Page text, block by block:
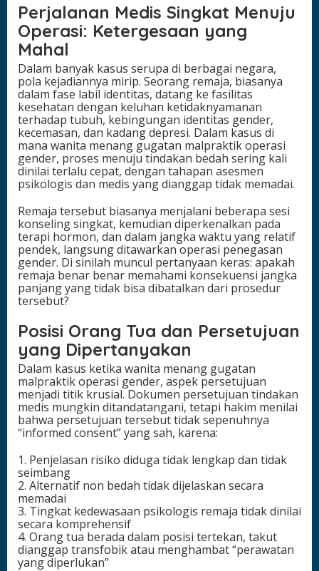
e
m
a
a
Perjalanan Medis Singkat Menuju
Operasi: Ketergesaan yang
Mahal
Dalam banyak kasus serupa di berbagai negara,
pola kejadiannya mirip. Seorang remaja, biasanya
dalam fase labil identitas, datang ke fasilitas
kesehatan dengan keluhan ketidaknyamanan
terhadap tubuh, kebingungan identitas gender,
kecemasan, dan kadang depresi. Dalam kasus di
mana wanita menang gugatan malpraktik operasi
gender, proses menuju tindakan bedah sering kali
dinilai terlalu cepat, dengan tahapan asesmen
psikologis dan medis yang dianggap tidak memadai.
Remaja tersebut biasanya menjalani beberapa sesi
konseling singkat, kemudian diperkenalkan pada
terapi hormon, dan dalam jangka waktu yang relatif
pendek, langsung ditawarkan operasi penegasan
gender. Di sinilah muncul pertanyaan keras: apakah
remaja benar benar memahami konsekuensi jangka
panjang yang tidak bisa dibatalkan dari prosedur
tersebut?
Posisi Orang Tua dan Persetujuan
yang Dipertanyakan
Dalam kasus ketika wanita menang gugatan
malpraktik operasi gender, aspek persetujuan
menjadi titik krusial. Dokumen persetujuan tindakan
medis mungkin ditandatangani, tetapi hakim menilai
bahwa persetujuan tersebut tidak sepenuhnya
“informed consent” yang sah, karena:
1. Penjelasan risiko diduga tidak lengkap dan tidak
seimbang
2. Alternatif non bedah tidak dijelaskan secara
memadai
3. Tingkat kedewasaan psikologis remaja tidak dinilai
secara komprehensif
4. Orang tua berada dalam posisi tertekan, takut
dianggap transfobik atau menghambat “perawatan
yang diperlukan”